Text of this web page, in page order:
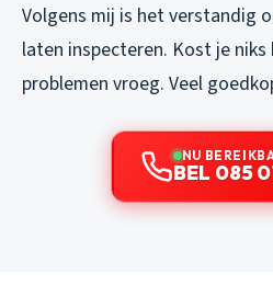
Volgens mij is het verstandig
laten inspecteren. Kost je niks
problemen vroeg. Veel
NU
BEL 085